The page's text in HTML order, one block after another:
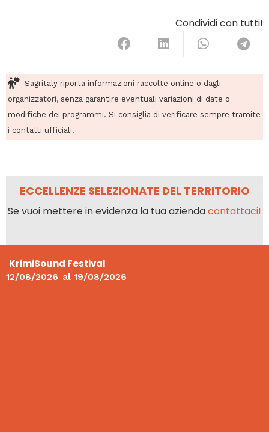
Condividi con tutti!
Sagritaly riporta informazioni raccolte online o dagli
organizzatori, senza garantire eventuali variazioni di date o
modifiche dei programmi. Si consiglia di verificare sempre tramite
i contatti ufficiali.
ECCELLENZE SELEZIONATE DEL TERRITORIO
Se vuoi mettere in evidenza la tua aziendacontattaci!
KrimiSound Festival
12/08/2026 al 19/08/2026